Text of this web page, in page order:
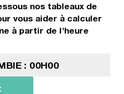
nos tableaux de
vous aider à calculer
à partir de l'heure
: 00H00